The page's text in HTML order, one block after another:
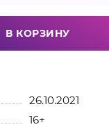
В КОРЗИНУ
26.10.2021
16+